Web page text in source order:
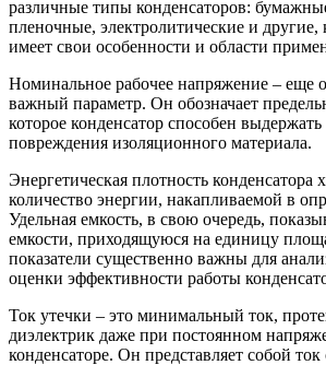
различные типы конденсаторов:
пленочные, электролитические и
имеет свои особенности и области
Номинальное рабочее напряжение – еще
важный параметр. Он обозначает
которое конденсатор способен выдержать
повреждения изоляционного материала.
Энергетическая плотность конденсатора
количество энергии, накапливаемой в
Удельная емкость, в свою очередь,
емкости, приходящуюся на единицу
показатели существенно важны для
оценки эффективности работы
Ток утечки – это минимальный ток,
диэлектрик даже при постоянном
конденсаторе. Он представляет собой ток